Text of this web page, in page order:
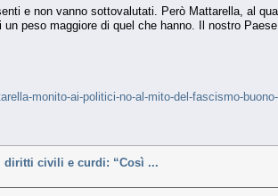
e non vanno sottovalutati. Però Mattarella, al
peso maggiore di quel che hanno. Il nostro
monito-ai-politici-no-al-mito-del-fascismo-
diritti civili e curdi: “Così ...